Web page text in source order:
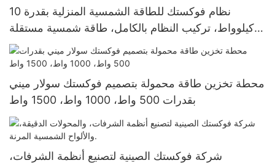
نظام فوكستك للطاقة الشمسية المنزلية بقدرة 10
كيلوواط، تركيب النظام بالكامل، طاقة شمسية مستقلة
عن الشبكة، محول طاقة، بطارية ليثيوم 51.2 فولت
محطة تخزين طاقة محمولة بتصميم فوكستك سولار ميني
بقدرات 500 واط، 1000 واط، 1500 واط
شركة فوكستك الصينية لتصنيع أنظمة الشرفات،